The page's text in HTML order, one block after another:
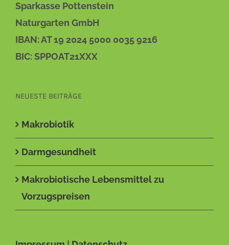
Sparkasse Pottenstein
Naturgarten GmbH
IBAN: AT 19 2024 5000 0035 9216
BIC: SPPOAT21XXX
NEUESTE BEITRÄGE
Makrobiotik
Darmgesundheit
Makrobiotische Lebensmittel zu
Vorzugspreisen